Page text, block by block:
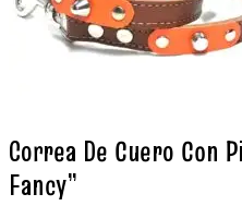
Correa De Cuero Con
Fancy”